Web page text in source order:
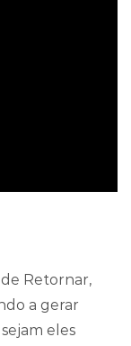
Retornar,
a gerar
eles